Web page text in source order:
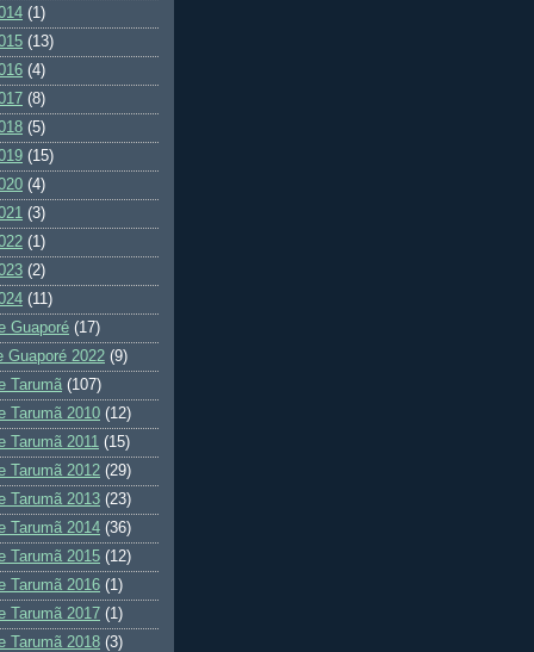
(1)
(13)
(4)
(8)
(5)
(15)
(4)
(3)
(1)
(2)
(11)
Guaporé (17)
Guaporé 2022 (9)
Tarumã (107)
Tarumã 2010 (12)
Tarumã 2011 (15)
Tarumã 2012 (29)
Tarumã 2013 (23)
Tarumã 2014 (36)
Tarumã 2015 (12)
Tarumã 2016 (1)
Tarumã 2017 (1)
Tarumã 2018 (3)